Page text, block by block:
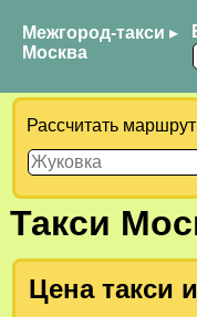
Межгород-такси ▸
Москва
Рассчитать
Такси
Цена такси